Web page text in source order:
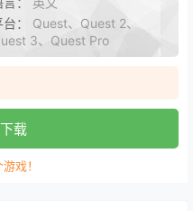
： Quest、Quest 2、
3、Quest Pro
载
戏！